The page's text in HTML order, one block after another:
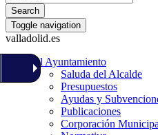
Search
Toggle navigation
valladolid.es
El Ayuntamiento
Saluda del Alcalde
Presupuestos
Ayudas y
Publicaciones
Corporación